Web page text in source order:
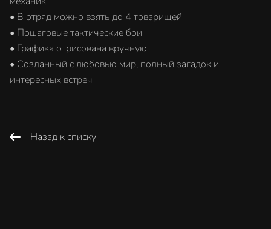
• В отряд можно взять до 4 товарищей
• Пошаговые тактические бои
• Графика отрисована вручную
• Созданный с любовью мир, полный загадок и
интересных встреч
Назад к списку